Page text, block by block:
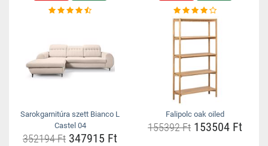
Sarokgarnitúra szett Bianco L
Castel 04
352194 Ft 347915 Ft
Falipolc oak oiled
155392 Ft 153504 Ft